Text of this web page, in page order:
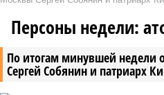
По итогам минувшей недели
Сергей Собянин и патриарх
Персоны недели: